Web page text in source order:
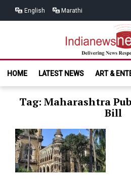
English Marathi
HOME
LATEST NEWS ART &
Tag: Maharashtra
Bill